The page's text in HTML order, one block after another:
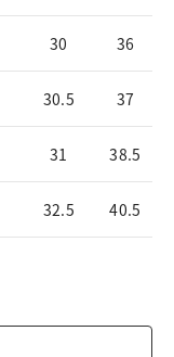
30 36
30.5 37
31 38.5
32.5 40.5